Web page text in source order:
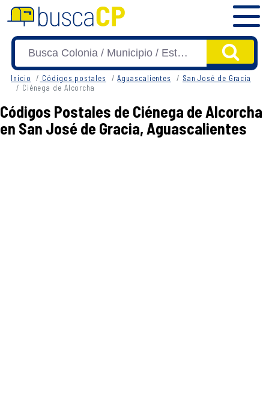
Inicio Códigos postales Aguascalientes
San José de Gracia
Ciénega de Alcorcha
Códigos Postales de Ciénega de Alcorcha
en San José de Gracia, Aguascalientes